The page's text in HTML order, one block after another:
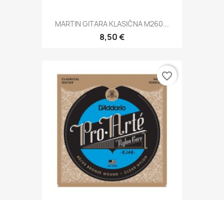
MARTIN GITARA KLASIČNA M260...
8,50 €
favorite_border